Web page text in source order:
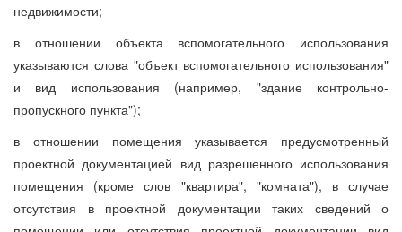
недвижимости;
в отношении объекта вспомогательного использования
указываются слова "объект вспомогательного использования"
и вид использования (например, "здание контрольно-
пропускного пункта");
в отношении помещения указывается предусмотренный
проектной документацией вид разрешенного использования
помещения (кроме слов "квартира", "комната"), в случае
отсутствия в проектной документации таких сведений о